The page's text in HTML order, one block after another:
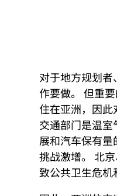
对于地方规划
作要做。 但重
住在亚洲，因
交通部门是温
展和汽车保有
挑战激增。 北
致公共卫生危